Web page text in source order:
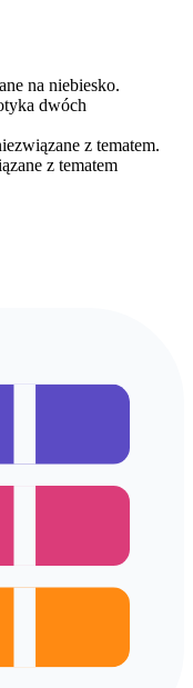
na niebiesko.
dwóch
z tematem.
z tematem